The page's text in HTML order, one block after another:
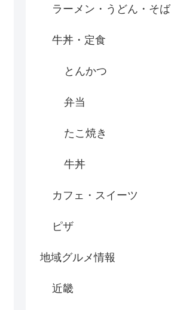
ラーメン・うどん・そば
牛丼・定食
とんかつ
弁当
たこ焼き
牛丼
カフェ・スイーツ
ピザ
地域グルメ情報
近畿